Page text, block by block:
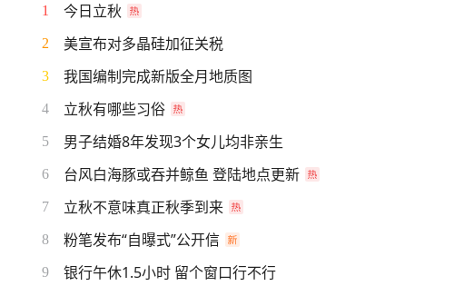
1 今日立秋
2 美宣布对多晶硅加征关税
3 我国编制完成新版全月地质图
4 立秋有哪些习俗
5 男子结婚8年发现3个女儿均非亲生
6 台风白海豚或吞并鲸鱼 登陆地点更新
7 立秋不意味真正秋季到来
8 粉笔发布“自曝式”公开信
9 银行午休1.5小时 留个窗口行不行